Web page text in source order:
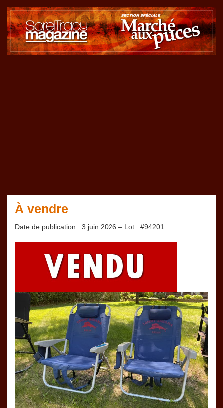
À vendre
Date de publication : 3 juin 2026 – Lot : #94201